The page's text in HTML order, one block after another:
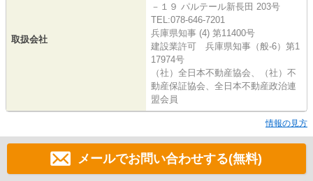
取扱会社
－１９ パルテール新長田 203号
TEL:078-646-7201
兵庫県知事 (4) 第11400号
建設業許可 兵庫県知事（般-6）第1
17974号
（社）全日本不動産協会、（社）不
動産保証協会、全日本不動産政治連
盟会員
情報の見方
メールでお問い合わせする(無料)